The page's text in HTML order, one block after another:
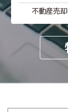
不動産売